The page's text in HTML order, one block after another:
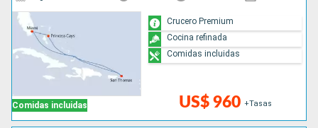
Comidas incluidas US$ 960 +Tasas
Crucero Premium
Cocina refinada
Comidas incluidas